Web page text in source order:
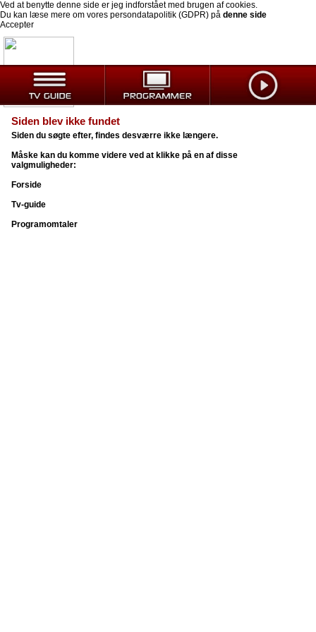
Ved at benytte denne side er jeg indforstået med brugen af cookies.
Du kan læse mere om vores persondatapolitik (GDPR) på denne side
Accepter
Siden blev ikke fundet
Siden du søgte efter, findes desværre ikke længere.
Måske kan du komme videre ved at klikke på en af disse
valgmuligheder:
Forside
Tv-guide
Programomtaler